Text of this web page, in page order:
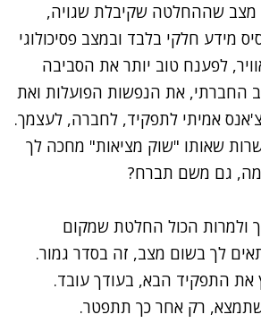
שההחלטה שקיבלת שגויה,
מידע חלקי בלבד ובמצב פסיכולוגי
לפענח טוב יותר את הסביבה
את הנפשות הפועלות ואת
אמיתי לתפקיד, לחברה, לעצמך.
שאותו "שוק מציאות" מחכה לך
מה, גם משם תברח?
ולמרות הכול החלטת שמקום
לך בשום מצב, זה בסדר גמור.
התפקיד הבא, בעודך עובד.
רק אחר כך תתפטר.